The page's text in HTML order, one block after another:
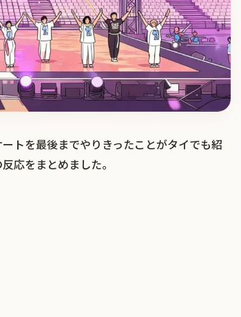
トを最後までやりきったことがタイでも紹
応をまとめました。